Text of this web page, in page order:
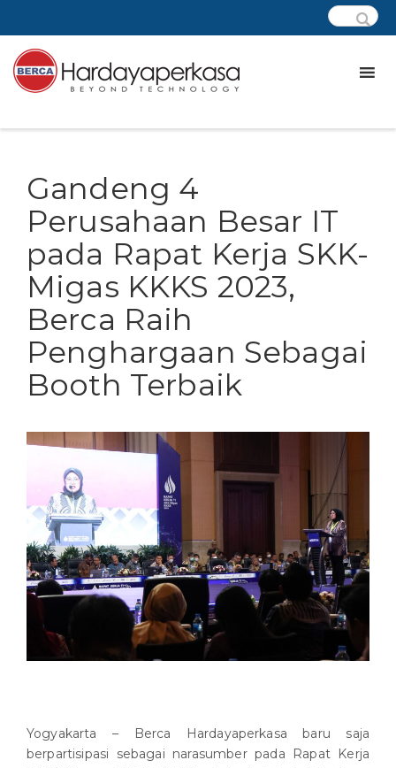
Gandeng 4
Perusahaan Besar IT
pada Rapat Kerja SKK-
Migas KKKS 2023,
Berca Raih
Penghargaan Sebagai
Booth Terbaik
Yogyakarta – Berca Hardayaperkasa baru saja
berpartisipasi sebagai narasumber pada Rapat Kerja